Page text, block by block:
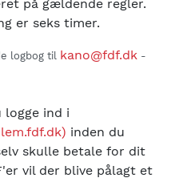
på gældende regler.
er seks timer.
logbog til kano@fdf.dk -
logge ind i
inden du
skulle betale for dit
vil der blive pålagt et